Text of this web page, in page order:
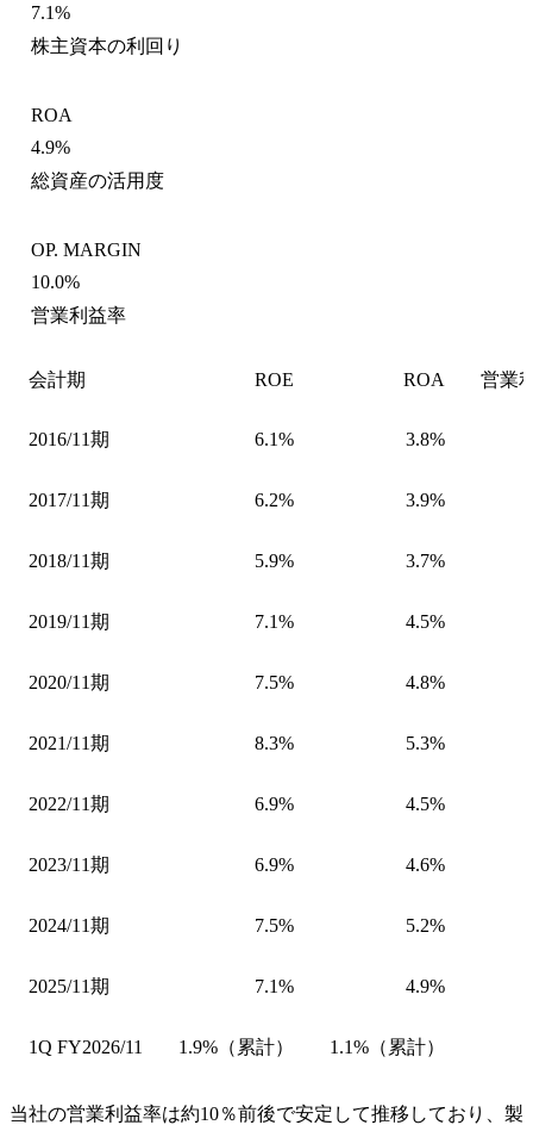
7.1%
株主資本の利回り
ROA
4.9%
総資産の活用度
OP. MARGIN
10.0%
営業利益率
会計期 ROE ROA 営業
2016/11期 6.1% 3.8%
2017/11期 6.2% 3.9%
2018/11期 5.9% 3.7%
2019/11期 7.1% 4.5%
2020/11期 7.5% 4.8%
2021/11期 8.3% 5.3%
2022/11期 6.9% 4.5%
2023/11期 6.9% 4.6%
2024/11期 7.5% 5.2%
2025/11期 7.1% 4.9%
1Q FY2026/11 1.9%（累計） 1.1%（累計）
当社の営業利益率は約10％前後で安定して推移しており、製